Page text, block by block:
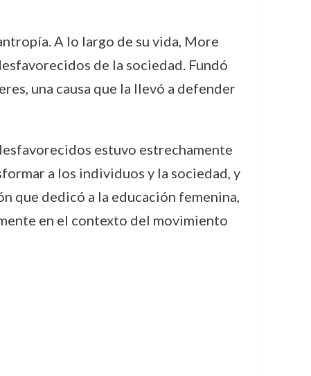
A lo largo de su vida, More
de la sociedad. Fundó
una causa que la llevó a defender
estuvo estrechamente
a los individuos y la sociedad, y
que dedicó a la educación femenina,
en el contexto del movimiento